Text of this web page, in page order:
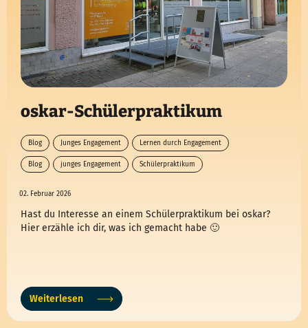
oskar-Schülerpraktikum
Blog Junges Engagement Lernen durch Engagement
Blog junges Engagement Schülerpraktikum
02. Februar 2026
Hast du Interesse an einem Schülerpraktikum bei oskar?
Hier erzähle ich dir, was ich gemacht habe 🙂
Weiterlesen